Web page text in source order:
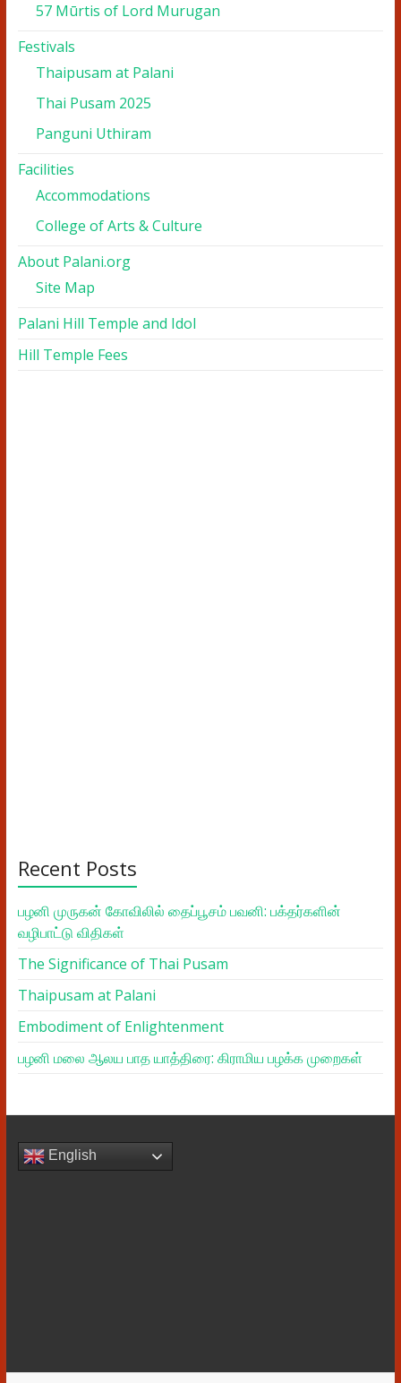
57 Mūrtis of Lord Murugan
Festivals
Thaipusam at Palani
Thai Pusam 2025
Panguni Uthiram
Facilities
Accommodations
College of Arts & Culture
About Palani.org
Site Map
Palani Hill Temple and Idol
Hill Temple Fees
Recent Posts
பழனி முருகன் கோவிலில் தைப்பூசம் பவனி: பக்தர்களின்
வழிபாட்டு விதிகள்
The Significance of Thai Pusam
Thaipusam at Palani
Embodiment of Enlightenment
பழனி மலை ஆலய பாத யாத்திரை: கிராமிய பழக்க முறைகள்
English